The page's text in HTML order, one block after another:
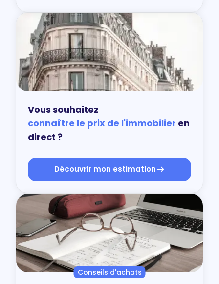
Vous souhaitez
connaître le prix de l'immobilier en
direct ?
Découvrir mon estimation
Conseils d'achats